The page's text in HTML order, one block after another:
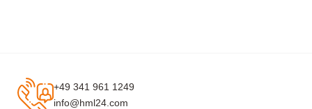
+49 341 961 1249
info@hml24.com